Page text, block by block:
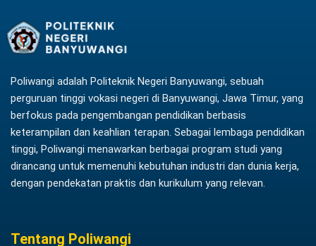
Poliwangi adalah Politeknik Negeri Banyuwangi, sebuah
perguruan tinggi vokasi negeri di Banyuwangi, Jawa Timur, yang
berfokus pada pengembangan pendidikan berbasis
keterampilan dan keahlian terapan. Sebagai lembaga pendidikan
tinggi, Poliwangi menawarkan berbagai program studi yang
dirancang untuk memenuhi kebutuhan industri dan dunia kerja,
dengan pendekatan praktis dan kurikulum yang relevan.
Tentang Poliwangi